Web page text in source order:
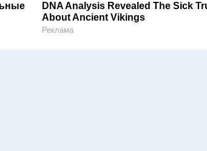
DNA Analysis Revealed The Sick
About Ancient Vikings
Реклама